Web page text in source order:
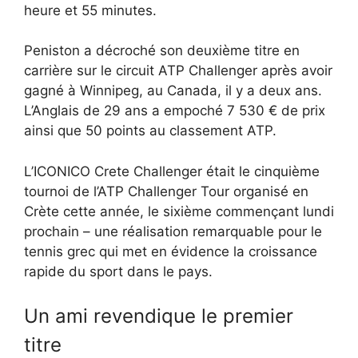
heure et 55 minutes.
Peniston a décroché son deuxième titre en
carrière sur le circuit ATP Challenger après avoir
gagné à Winnipeg, au Canada, il y a deux ans.
L’Anglais de 29 ans a empoché 7 530 € de prix
ainsi que 50 points au classement ATP.
L’ICONICO Crete Challenger était le cinquième
tournoi de l’ATP Challenger Tour organisé en
Crète cette année, le sixième commençant lundi
prochain – une réalisation remarquable pour le
tennis grec qui met en évidence la croissance
rapide du sport dans le pays.
Un ami revendique le premier
titre